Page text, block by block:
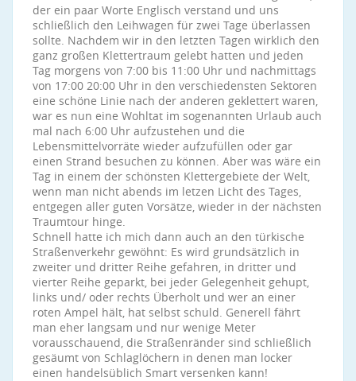
der ein paar Worte Englisch verstand und uns
schließlich den Leihwagen für zwei Tage überlassen
sollte. Nachdem wir in den letzten Tagen wirklich den
ganz großen Klettertraum gelebt hatten und jeden
Tag morgens von 7:00 bis 11:00 Uhr und nachmittags
von 17:00 20:00 Uhr in den verschiedensten Sektoren
eine schöne Linie nach der anderen geklettert waren,
war es nun eine Wohltat im sogenannten Urlaub auch
mal nach 6:00 Uhr aufzustehen und die
Lebensmittelvorräte wieder aufzufüllen oder gar
einen Strand besuchen zu können. Aber was wäre ein
Tag in einem der schönsten Klettergebiete der Welt,
wenn man nicht abends im letzen Licht des Tages,
entgegen aller guten Vorsätze, wieder in der nächsten
Traumtour hinge.
Schnell hatte ich mich dann auch an den türkische
Straßenverkehr gewöhnt: Es wird grundsätzlich in
zweiter und dritter Reihe gefahren, in dritter und
vierter Reihe geparkt, bei jeder Gelegenheit gehupt,
links und/ oder rechts Überholt und wer an einer
roten Ampel hält, hat selbst schuld. Generell fährt
man eher langsam und nur wenige Meter
vorausschauend, die Straßenränder sind schließlich
gesäumt von Schlaglöchern in denen man locker
einen handelsüblich Smart versenken kann!